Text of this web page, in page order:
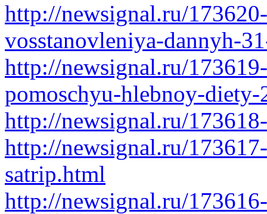
http://newsignal.ru/
vosstanovleniya-dannyh-
http://newsignal.ru/
pomoschyu-hlebnoy-
http://newsignal.ru/
http://newsignal.ru/
satrip.html
http://newsignal.ru/